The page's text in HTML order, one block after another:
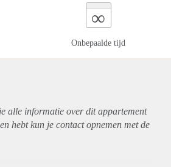
∞
Onbepaalde tijd
alle informatie over ditappartement
hebt kun je contact opnemen met de